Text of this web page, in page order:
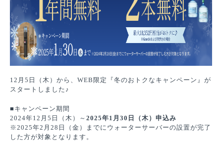
12月5日（木）から、WEB限定『冬のおトクなキャンペーン』が
スタートしました♪
■キャンペーン期間
2024年12月5日（木）～ 2025年1月30日（木）申込み
※2025年2月28日（金）までにウォーターサーバーの設置が完了
した方が対象となります。